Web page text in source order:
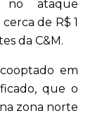
no ataque
de R$ 1
da C&M.
em
que o
zona norte